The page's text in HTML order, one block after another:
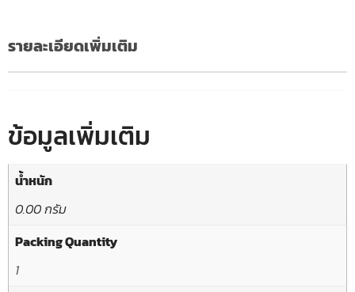
รายละเอียดเพิ่มเติม
ข้อมูลเพิ่มเติม
น้ำหนัก
0.00 กรัม
Packing Quantity
1